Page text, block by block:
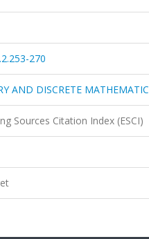
270
AND DISCRETE
Sources Citation Index (ESCI)